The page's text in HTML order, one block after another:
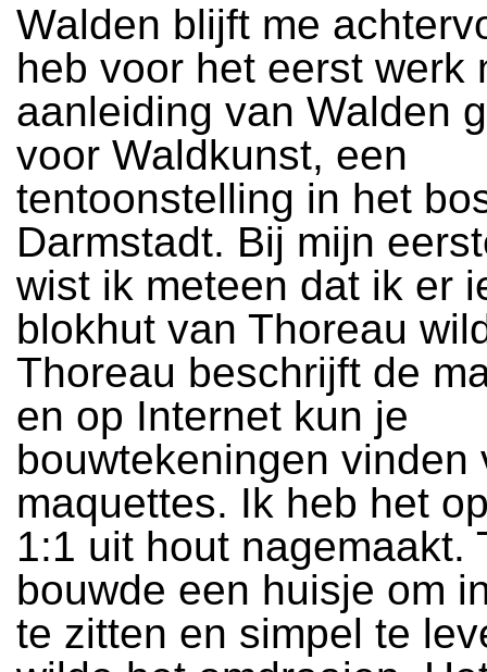
Walden blijft me
heb voor het eerst werk
aanleiding van Walden
voor Waldkunst, een
tentoonstelling in het
Darmstadt. Bij mijn
wist ik meteen dat ik er
blokhut van Thoreau
Thoreau beschrijft de
en op Internet kun je
bouwtekeningen vinden
maquettes. Ik heb het
1:1 uit hout nagemaakt.
bouwde een huisje om
te zitten en simpel te